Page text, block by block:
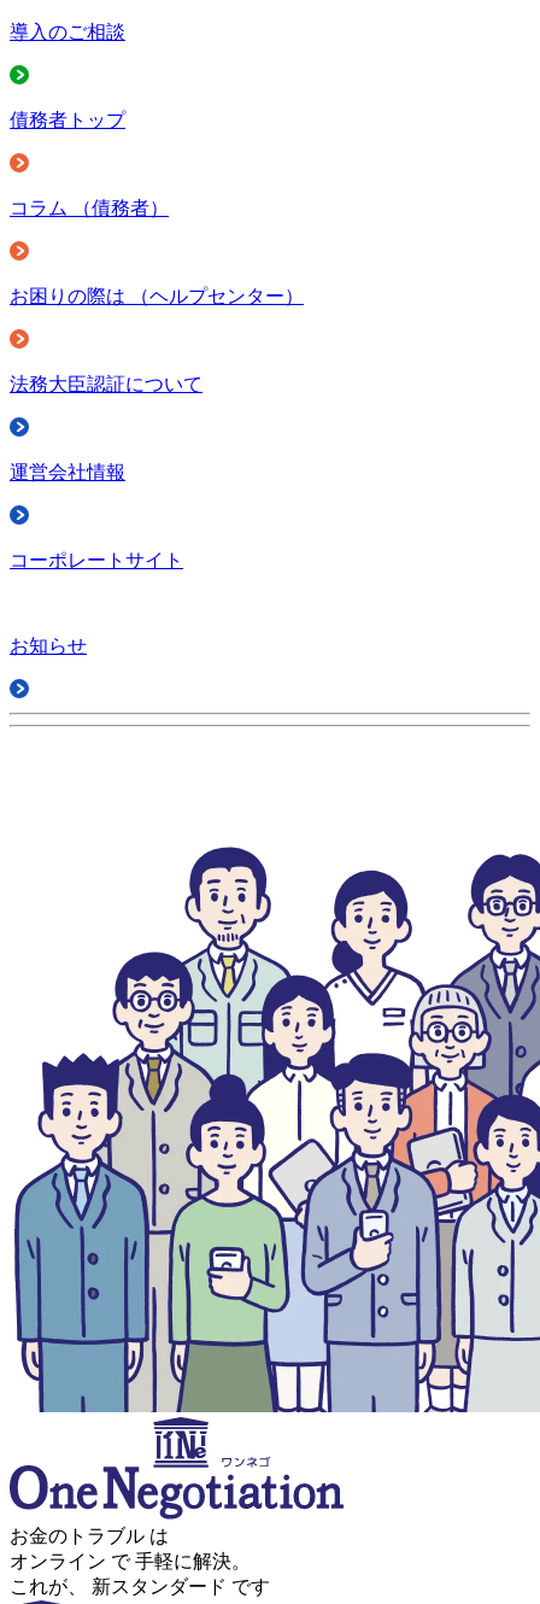
導入のご相談
債務者トップ
コラム （債務者）
お困りの際は （ヘルプセンター）
法務大臣認証について
運営会社情報
コーポレートサイト
お知らせ
お金のトラブル は
オンライン で手軽に解決。
これが、 新スタンダード です